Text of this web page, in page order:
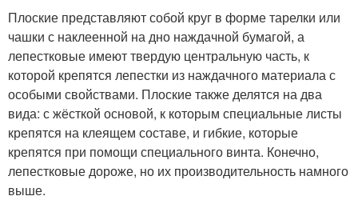
Плоские представляют собой круг в форме тарелки или
чашки с наклеенной на дно наждачной бумагой, а
лепестковые имеют твердую центральную часть, к
которой крепятся лепестки из наждачного материала с
особыми свойствами. Плоские также делятся на два
вида: с жёсткой основой, к которым специальные листы
крепятся на клеящем составе, и гибкие, которые
крепятся при помощи специального винта. Конечно,
лепестковые дороже, но их производительность намного
выше.